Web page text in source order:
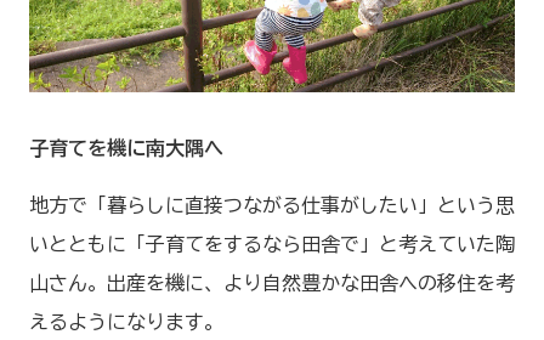
子育てを機に南大隅へ
地方で「暮らしに直接つながる仕事がしたい」という思
いとともに「子育てをするなら田舎で」と考えていた陶
山さん。出産を機に、より自然豊かな田舎への移住を考
えるようになります。